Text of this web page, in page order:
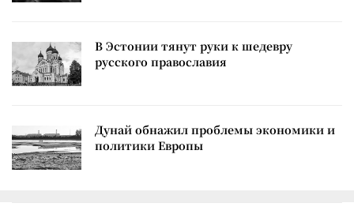
В Эстонии тянут руки к шедевру
русского православия
Дунай обнажил проблемы экономики и
политики Европы